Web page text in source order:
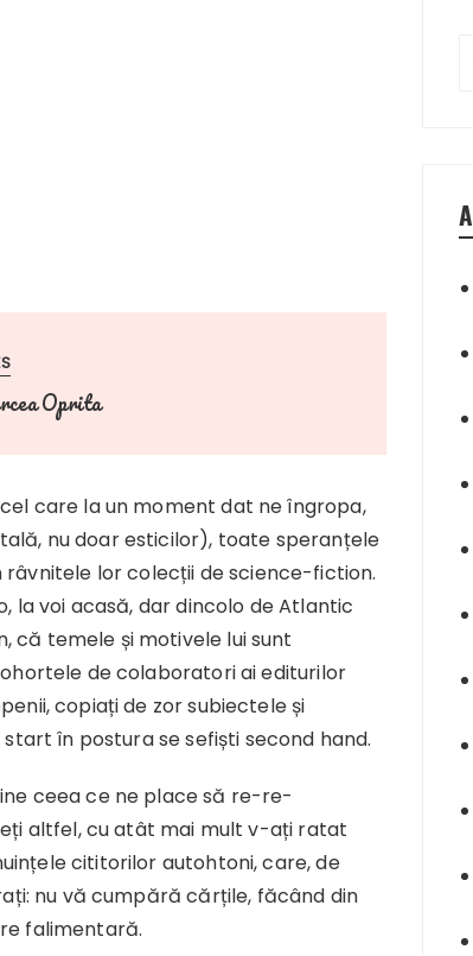
Oprita
care la un moment dat ne îngropa,
nu doar esticilor), toate speranțele
lor colecții de science-fiction.
la voi acasă, dar dincolo de Atlantic
că temele și motivele lui sunt
de colaboratori ai editurilor
copiați de zor subiectele și
în postura se sefiști second hand.
ceea ce ne place să re-re-
altfel, cu atât mai mult v-ați ratat
cititorilor autohtoni, care, de
nu vă cumpără cărțile, făcând din
falimentară.